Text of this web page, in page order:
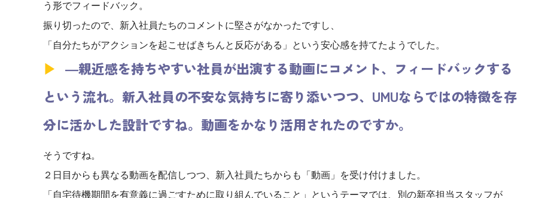
う形でフィードバック。
振り切ったので、新入社員たちのコメントに堅さがなかったですし、
「自分たちがアクションを起こせばきちんと反応がある」という安心感を持てたようでした。
―親近感を持ちやすい社員が出演する動画にコメント、フィードバックする
という流れ。新入社員の不安な気持ちに寄り添いつつ、UMUならではの特徴を存
分に活かした設計ですね。動画をかなり活用されたのですか。
そうですね。
２日目からも異なる動画を配信しつつ、新入社員たちからも「動画」を受け付けました。
「自宅待機期間を有意義に過ごすために取り組んでいること」というテーマでは、別の新卒担当スタッフが